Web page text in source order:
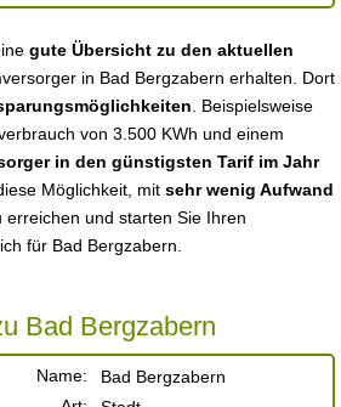
gute Übersicht zu den aktuellen
in Bad Bergzabern erhalten. Dort
. Beispielsweise
von 3.500 KWh und einem
in den günstigsten Tarif im Jahr
Möglichkeit, mit sehr wenig Aufwand
erreichen und starten Sie Ihren
für Bad Bergzabern.
Bad Bergzabern
Name:
Bad Bergzabern